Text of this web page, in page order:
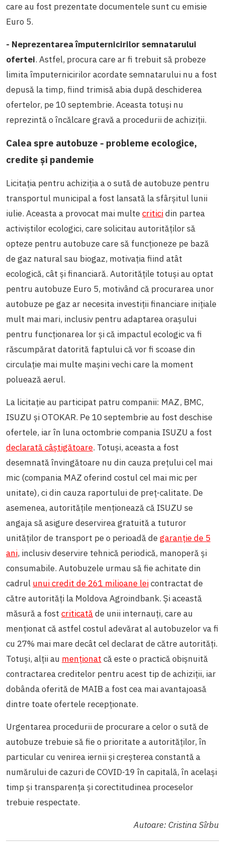
care au fost prezentate documentele sunt cu emisie
Euro 5.
- Neprezentarea împuternicirilor semnatarului
ofertei. Astfel, procura care ar fi trebuit să probeze
limita împuternicirilor acordate semnatarului nu a fost
depusă la timp, fiind trimisă abia după deschiderea
ofertelor, pe 10 septembrie. Aceasta totuși nu
reprezintă o încălcare gravă a procedurii de achiziții.
Calea spre autobuze - probleme ecologice,
credite și pandemie
Licitația pentru achiziția a o sută de autobuze pentru
transportul municipal a fost lansată la sfârșitul lunii
iulie. Aceasta a provocat mai multecriticidin partea
activiștilor ecologici, care solicitau autorităților să
opteze pentru autobuze care să funcționeze pe bază
de gaz natural sau biogaz, motivația fiind atât
ecologică, cât și financiară. Autoritățile totuși au optat
pentru autobuze Euro 5, motivând că procurarea unor
autobuze pe gaz ar necesita investiții financiare inițiale
mult mai mari, inclusiv pentru adaptarea orașului
pentru funcționarea lor și că impactul ecologic va fi
răscumpărat datorită faptului că vor fi scoase din
circulație mai multe mașini vechi care la moment
poluează aerul.
La licitație au participat patru companii: MAZ, BMC,
ISUZU și OTOKAR. Pe 10 septembrie au fost deschise
ofertele, iar în luna octombrie compania ISUZU a fost
declarată câștigătoare. Totuși, aceasta a fost
desemnată învingătoare nu din cauza prețului cel mai
mic (compania MAZ oferind costul cel mai mic per
unitate), ci din cauza raportului de preț-calitate. De
asemenea, autoritățile menționează că ISUZU se
angaja să asigure deservirea gratuită a tuturor
unităților de transport pe o perioadă degaranție de 5
ani, inclusiv deservire tehnică periodică, manoperă și
consumabile. Autobuzele urmau să fie achitate din
cadrul unui credit de 261 milioane leicontractat de
către autorități la Moldova Agroindbank. Și această
măsură a fost criticatăde unii internauți, care au
menționat că astfel costul adevărat al autobuzelor va fi
cu 27% mai mare decât cel declarat de către autorități.
Totuși, alții au menționat că este o practică obișnuită
contractarea creditelor pentru acest tip de achiziții, iar
dobânda oferită de MAIB a fost cea mai avantajoasă
dintre toate ofertele recepționate.
Urgentarea procedurii de procurare a celor o sută de
autobuze trebuie să fie o prioritate a autorităților, în
particular cu venirea iernii și creșterea constantă a
numărului de cazuri de COVID-19 în capitală, în același
timp și transparența și corectitudinea proceselor
trebuie respectate.
Autoare: Cristina Sîrbu